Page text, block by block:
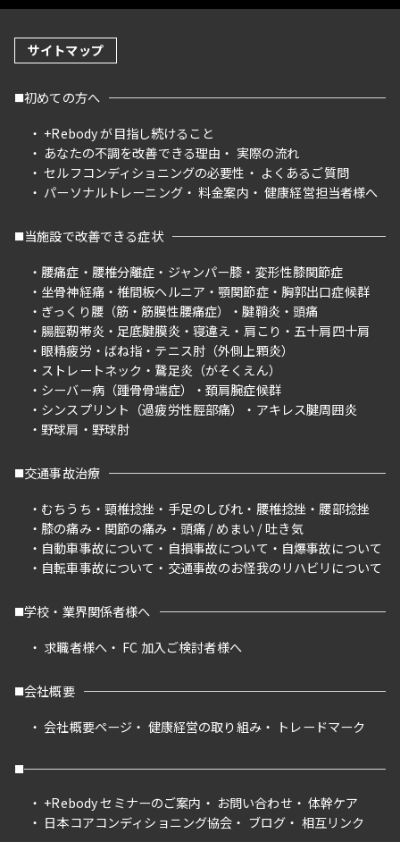
サイトマップ
初めての方へ
+Rebody が目指し続けること
あなたの不調を改善できる理由
実際の流れ
セルフコンディショニングの必要性
よくあるご質問
パーソナルトレーニング
料金案内 健康経営担当者様へ
当施設で改善できる症状
腰痛症
腰椎分離症 ジャンパー膝
変形性膝関節症
坐骨神経痛
椎間板ヘルニア 顎関節症
胸郭出口症候群
ぎっくり腰（筋・筋膜性腰痛症）
腱鞘炎
頭痛
腸脛靭帯炎
足底腱膜炎 寝違え 肩こり
五十肩四十肩
眼精疲労
ばね指
テニス肘（外側上顆炎）
ストレートネック
鵞足炎（がそくえん）
シーバー病（踵骨骨端症）
頚肩腕症候群
シンスプリント（過疲労性脛部痛）
アキレス腱周囲炎
野球肩
野球肘
交通事故治療
むちうち
頸椎捻挫 手足のしびれ 腰椎捻挫
腰部捻挫
膝の痛み
関節の痛み
頭痛 / めまい / 吐き気
自動車事故について
自損事故について
自爆事故について
自転車事故について
交通事故のお怪我のリハビリについて
学校・業界関係者様へ
求職者様へ
FC 加入ご検討者様へ
会社概要
会社概要ページ
健康経営の取り組み トレードマーク
+Rebody セミナーのご案内 お問い合わせ
体幹ケア
日本コアコンディショニング協会
ブログ 相互リンク